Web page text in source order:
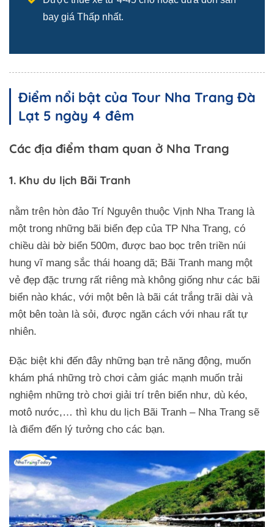
bay giá Thấp nhất.
Điểm nổi bật của Tour Nha Trang Đà
Lạt 5 ngày 4 đêm
Các địa điểm tham quan ở Nha Trang
1. Khu du lịch Bãi Tranh
nằm trên hòn đảo Trí Nguyên thuộc Vịnh Nha Trang là
một trong những bãi biển đẹp của TP Nha Trang, có
chiều dài bờ biển 500m, được bao bọc trên triền núi
hung vĩ mang sắc thái hoang dã; Bãi Tranh mang một
vẻ đẹp đặc trưng rất riêng mà không giống như các bãi
biển nào khác, với một bên là bãi cát trắng trãi dài và
một bên toàn là sỏi, được ngăn cách với nhau rất tự
nhiên.
Đặc biệt khi đến đây những bạn trẻ năng động, muốn
khám phá những trò chơi cảm giác mạnh muốn trải
nghiệm những trò chơi giải trí trên biển như, dù kéo,
motô nước,… thì khu du lịch Bãi Tranh – Nha Trang sẽ
là điểm đến lý tưởng cho các bạn.